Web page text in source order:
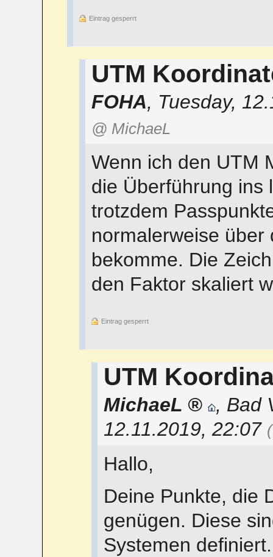
Eintrag gesperrt
UTM
FOHA, Tuesday,
@ MichaeL
Wenn ich den UTM
die Überführung ins
trotzdem
normalerweise über
bekomme. Die
den Faktor skaliert
Eintrag gesperrt
UTM
MichaeL , Bad
12.11.2019, 22:07
Hallo,
Deine Punkte, die
genügen. Diese
Systemen